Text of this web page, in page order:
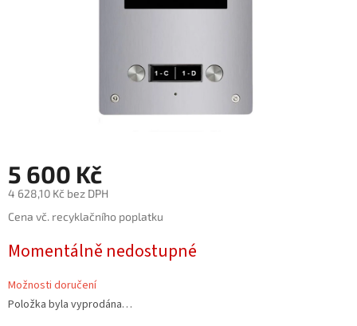
5 600 Kč
4 628,10 Kč bez DPH
Měrná
Cena vč. recyklačního poplatku
Momentálně nedostupné
Možnosti doručení
Položka byla vyprodána…